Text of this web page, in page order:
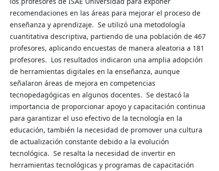
recomendaciones en las áreas para mejorar el proceso de
enseñanza y aprendizaje. Se utilizó una metodología
cuantitativa descriptiva, partiendo de una población de 467
profesores, aplicando encuestas de manera aleatoria a 181
profesores. Los resultados indicaron una amplia adopción
de herramientas digitales en la enseñanza, aunque
señalaron áreas de mejora en competencias
tecnopedagógicas en algunos docentes. Se destacó la
importancia de proporcionar apoyo y capacitación continua
para garantizar el uso efectivo de la tecnología en la
educación, también la necesidad de promover una cultura
de actualización constante debido a la evolución
tecnológica. Se resalta la necesidad de invertir en
herramientas tecnológicas y programas de capacitación